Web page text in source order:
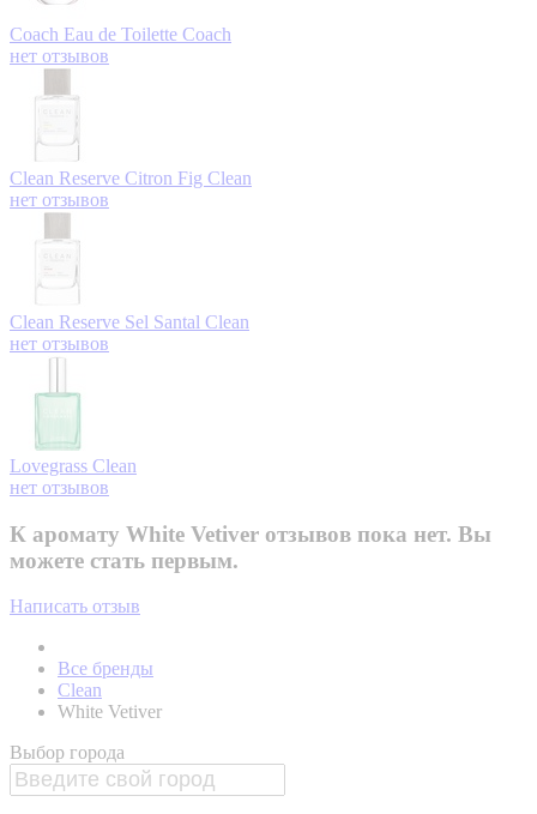
Coach Eau de Toilette Coach
нет отзывов
Clean Reserve Citron Fig Clean
нет отзывов
Clean Reserve Sel Santal Clean
нет отзывов
Lovegrass Clean
нет отзывов
К аромату White Vetiver отзывов пока нет. Вы
можете стать первым.
Написать отзыв
Все бренды
Clean
White Vetiver
Выбор города